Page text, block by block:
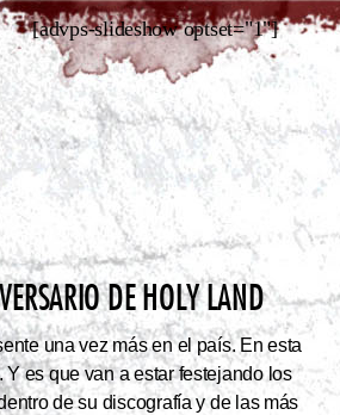
[advps-slideshow optset="1"]
DE HOLY LAND
una vez más en el país. En esta
es que van a estar festejando los
de su discografía y de las más